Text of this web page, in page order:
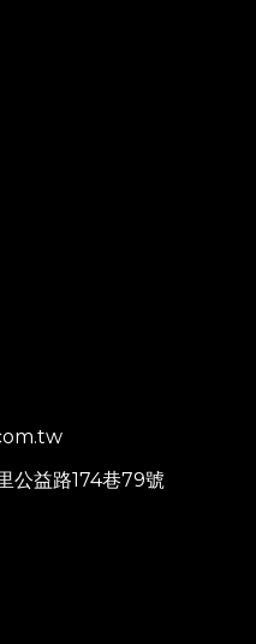
公益路174巷79號